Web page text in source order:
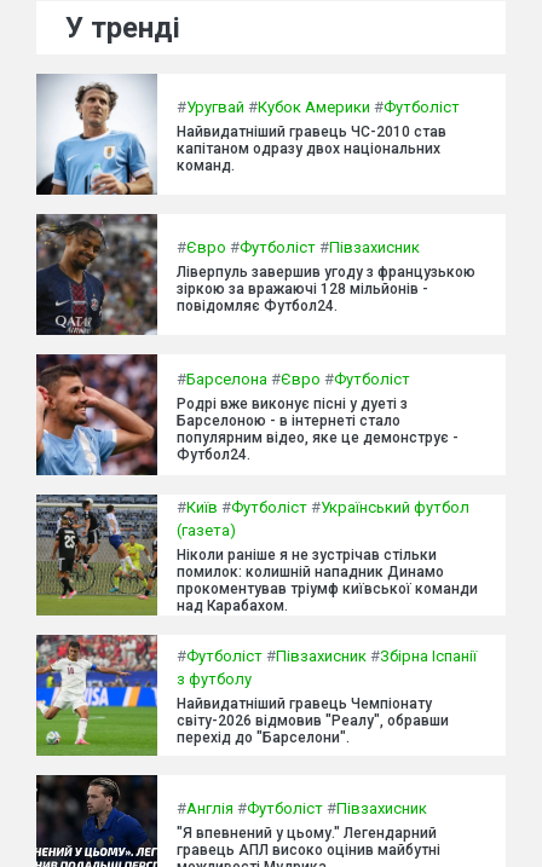
У тренді
#Уругвай #Кубок Америки #Футболіст
Найвидатніший гравець ЧС-2010 став
капітаном одразу двох національних
команд.
#Євро #Футболіст #Півзахисник
Ліверпуль завершив угоду з французькою
зіркою за вражаючі 128 мільйонів -
повідомляє Футбол24.
#Барселона #Євро #Футболіст
Родрі вже виконує пісні у дуеті з
Барселоною - в інтернеті стало
популярним відео, яке це демонструє -
Футбол24.
#Київ #Футболіст #Український футбол
(газета)
Ніколи раніше я не зустрічав стільки
помилок: колишній нападник Динамо
прокоментував тріумф київської команди
над Карабахом.
#Футболіст #Півзахисник #Збірна Іспанії
з футболу
Найвидатніший гравець Чемпіонату
світу-2026 відмовив "Реалу", обравши
перехід до "Барселони".
#Англія #Футболіст #Півзахисник
"Я впевнений у цьому." Легендарний
гравець АПЛ високо оцінив майбутні